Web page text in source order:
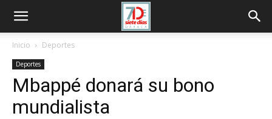
Inicio Deportes
Deportes
Mbappé donará su bono
mundialista